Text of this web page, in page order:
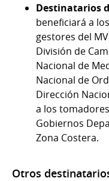
Destinatarios
beneficiará a
gestores del
División de
Nacional de
Nacional de
Dirección
a los
Gobiernos
Zona Costera.
Otros